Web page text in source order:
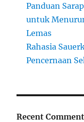
Panduan
untuk
Lemas
Rahasia
Pencernaan
Recent